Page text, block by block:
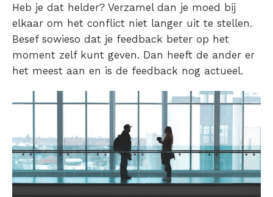
Heb je dat helder? Verzamel dan je moed bij
elkaar om het conflict niet langer uit te stellen.
Besef sowieso dat je feedback beter op het
moment zelf kunt geven. Dan heeft de ander er
het meest aan en is de feedback nog actueel.